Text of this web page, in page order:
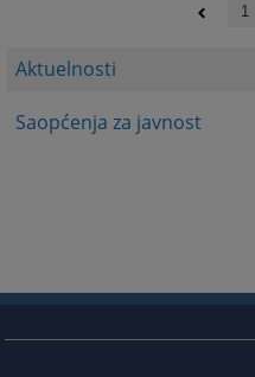
Aktuelnosti
Saopćenja za javnost
1